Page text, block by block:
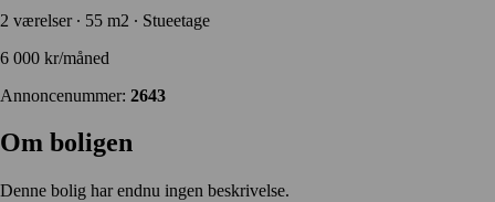
2 værelser ∙ 55 m2 ∙ Stueetage
6 000 kr/måned
Annoncenummer: 2643
Om boligen
Denne bolig har endnu ingen beskrivelse.